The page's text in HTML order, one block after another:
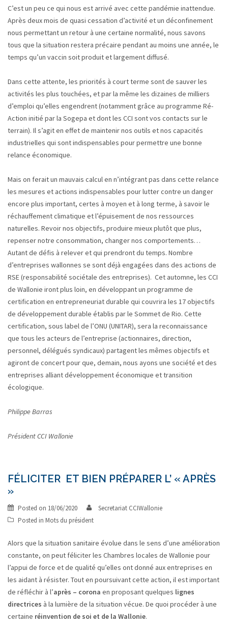
C’est un peu ce qui nous est arrivé avec cette pandémie inattendue.
Après deux mois de quasi cessation d’activité et un déconfinement
nous permettant un retour à une certaine normalité, nous savons
tous que la situation restera précaire pendant au moins une année, le
temps qu’un vaccin soit produit et largement diffusé.
Dans cette attente, les priorités à court terme sont de sauver les
activités les plus touchées, et par la même les dizaines de milliers
d’emploi qu’elles engendrent (notamment grâce au programme Ré-
Action initié par la Sogepa et dont les CCI sont vos contacts sur le
terrain). Il s’agit en effet de maintenir nos outils et nos capacités
industrielles qui sont indispensables pour permettre une bonne
relance économique.
Mais on ferait un mauvais calcul en n’intégrant pas dans cette relance
les mesures et actions indispensables pour lutter contre un danger
encore plus important, certes à moyen et à long terme, à savoir le
réchauffement climatique et l’épuisement de nos ressources
naturelles. Revoir nos objectifs, produire mieux plutôt que plus,
repenser notre consommation, changer nos comportements…
Autant de défis à relever et qui prendront du temps. Nombre
d’entreprises wallonnes se sont déjà engagées dans des actions de
RSE (responsabilité sociétale des entreprises). Cet automne, les CCI
de Wallonie iront plus loin, en développant un programme de
certification en entrepreneuriat durable qui couvrira les 17 objectifs
de développement durable établis par le Sommet de Rio. Cette
certification, sous label de l’ONU (UNITAR), sera la reconnaissance
que tous les acteurs de l’entreprise (actionnaires, direction,
personnel, délégués syndicaux) partagent les mêmes objectifs et
agiront de concert pour que, demain, nous ayons une société et des
entreprises alliant développement économique et transition
écologique.
Philippe Barras
PrésidentCCI Wallonie
FÉLICITER ET BIEN PRÉPARER L’ « APRÈS
»
Posted on 18/06/2020
Secretariat CCIWallonie
Posted in Mots du président
Alors que la situation sanitaire évolue dans le sens d’une amélioration
constante, on peut féliciter les Chambres locales de Wallonie pour
l’appui de force et de qualité qu’elles ont donné aux entreprises en
les aidant à résister. Tout en poursuivant cette action, il est important
de réfléchir à l’après – corona en proposant quelques lignes
directrices à la lumière de la situation vécue. De quoi procéder à une
certaine réinvention de soi et de la Wallonie.